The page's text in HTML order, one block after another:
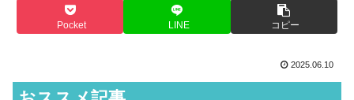
Pocket LINE コピー
2025.06.10